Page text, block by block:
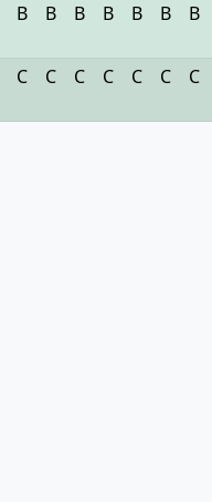
B B B B B B B
C C C C C C C